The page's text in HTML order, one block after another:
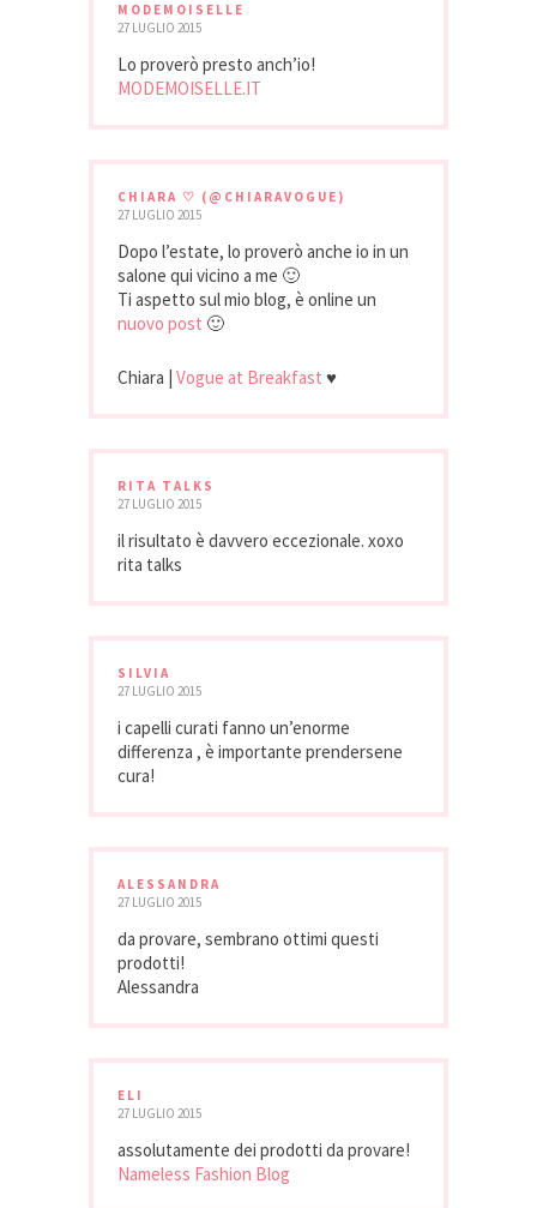
MODEMOISELLE
27 LUGLIO 2015
Lo proverò presto anch’io!
MODEMOISELLE.IT
CHIARA ♡ (@CHIARAVOGUE)
27 LUGLIO 2015
Dopo l’estate, lo proverò anche io in un
salone qui vicino a me 🙂
Ti aspetto sul mio blog, è online un
nuovo post 🙂
Chiara | Vogue at Breakfast ♥
RITA TALKS
27 LUGLIO 2015
il risultato è davvero eccezionale. xoxo
rita talks
SILVIA
27 LUGLIO 2015
i capelli curati fanno un’enorme
differenza , è importante prendersene
cura!
ALESSANDRA
27 LUGLIO 2015
da provare, sembrano ottimi questi
prodotti!
Alessandra
ELI
27 LUGLIO 2015
assolutamente dei prodotti da provare!
Nameless Fashion Blog